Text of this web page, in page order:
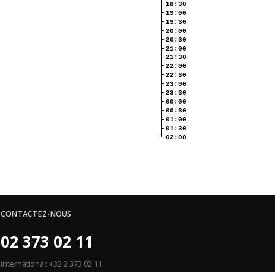
18:30
19:00
19:30
20:00
20:30
21:00
21:30
22:00
22:30
23:00
23:30
00:00
00:30
01:00
01:30
02:00
CONTACTEZ-NOUS
02 373 02 11
International: +32 2 373 02 11